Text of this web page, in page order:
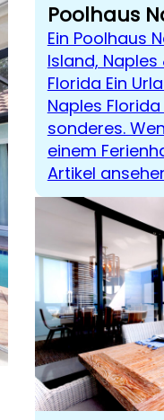
Poolhaus
Ein Poolhaus
Island,
Florida Ein
Naples
son­de­res.
einem
Artikel